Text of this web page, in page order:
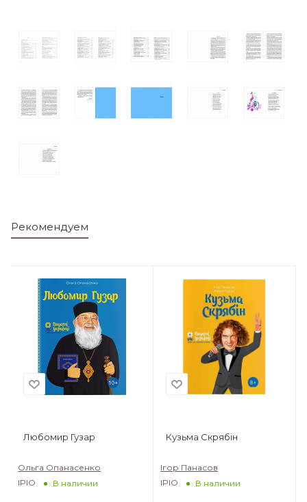
Рекомендуем
Любомир Гузар
Ольга Опанасенко
IPIO
В наличии
Кузьма Скрябін
Ігор Панасов
IPIO
В наличии